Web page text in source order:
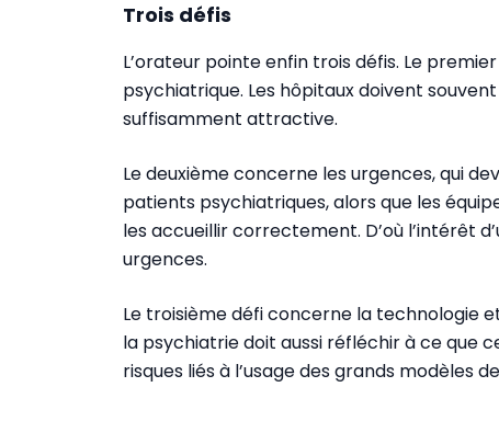
Trois défis
L’orateur pointe enfin trois défis. Le
psychiatrique. Les hôpitaux doivent
suffisamment attractive.
Le deuxième concerne les urgences, qui
patients psychiatriques, alors que les
les accueillir correctement. D’où l’intérêt
urgences.
Le troisième défi concerne la technologie
la psychiatrie doit aussi réfléchir à ce que
risques liés à l’usage des grands modèles